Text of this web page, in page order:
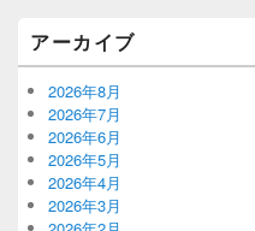
アーカイブ
2026年8月
2026年7月
2026年6月
2026年5月
2026年4月
2026年3月